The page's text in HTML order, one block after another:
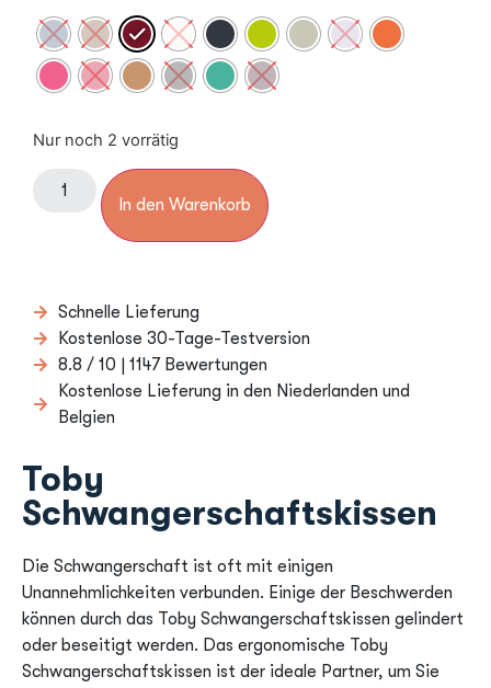
Nur noch 2 vorrätig
In den Warenkorb
Schnelle Lieferung
Kostenlose 30-Tage-Testversion
8.8 / 10 | 1147 Bewertungen
Kostenlose Lieferung in den Niederlanden und
Belgien
Toby
Schwangerschaftskissen
Die Schwangerschaft ist oft mit einigen
Unannehmlichkeiten verbunden. Einige der Beschwerden
können durch das Toby Schwangerschaftskissen gelindert
oder beseitigt werden. Das ergonomische Toby
Schwangerschaftskissen ist der ideale Partner, um Sie